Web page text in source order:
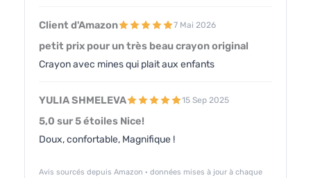
Client d'Amazon 7 Mai 2026
petit prix pour un très beau crayon original
Crayon avec mines qui plait aux enfants
YULIA SHMELEVA 15 Sep 2025
5,0 sur 5 étoiles Nice!
Doux, confortable, Magnifique !
Avis sourcés depuis Amazon · données mises à jour à chaque